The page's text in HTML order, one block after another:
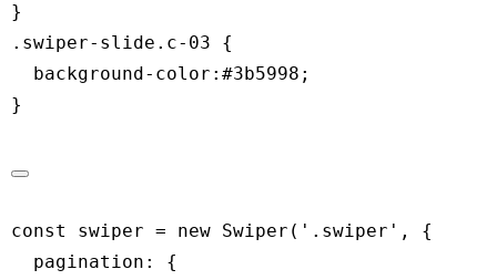
}
.swiper-slide.c-03
{
background-color :#3b5998 ;
}
const swiper = new Swiper ( '.swiper' ,
{
pagination :
{